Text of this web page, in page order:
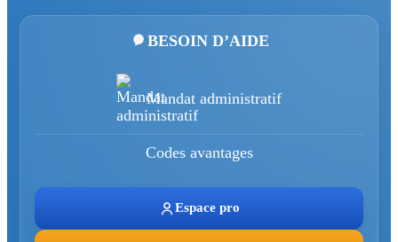
BESOIN D’AIDE
Mandat administratif
Codes avantages
Espace pro